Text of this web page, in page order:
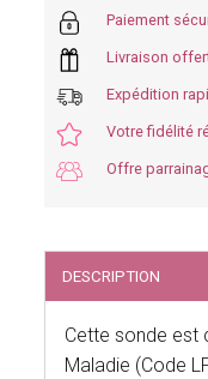
Paiement
Livraison
Expédition
Votre fidélité
Offre
DESCRIPTION
Cette sonde est
Maladie (Code